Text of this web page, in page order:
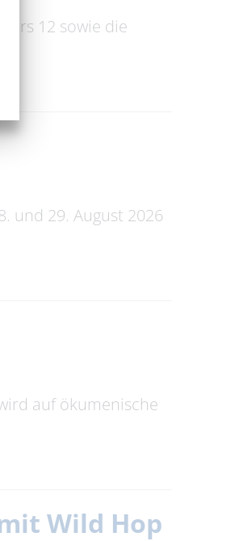
12 sowie die
und 29. August 2026
auf ökumenische
Wild Hop